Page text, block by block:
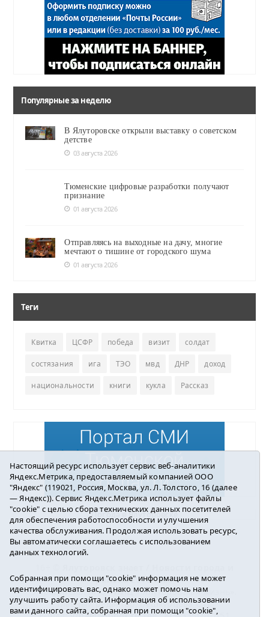
Популярные за неделю
В Ялуторовске открыли выставку о советском
детстве
03 августа 2026
Тюменские цифровые разработки получают
признание
01 августа 2026
Отправляясь на выходные на дачу, многие
мечтают о тишине от городского шума
01 августа 2026
Теги
Квитка ЦСФР победа визит солдат
состязания ига ТЭО мвд ДНР доход
национальности книги кукла Рассказ
Погода в Ялуторовске
района2016-2023
Учредитель: АНО «ИИЦ « Ялуторовская жизнь».
Главный редактор: Вешкурцева С.П.
Настоящий ресурс использует сервис веб-аналитики
Яндекс.Метрика, предоставляемый компанией ООО
"Яндекс" (119021, Россия, Москва, ул. Л. Толстого, 16 (далее
— Яндекс)). Сервис Яндекс.Метрика использует файлы
"cookie" с целью сбора технических данных посетителей
для обеспечения работоспособности и улучшения
качества обслуживания. Продолжая использовать ресурс,
Вы автоматически соглашаетесь с использованием
данных технологий.
Собранная при помощи "cookie" информация не может
идентифицировать вас, однако может помочь нам
улучшить работу сайта. Информация об использовании
вами данного сайта, собранная при помощи "cookie",